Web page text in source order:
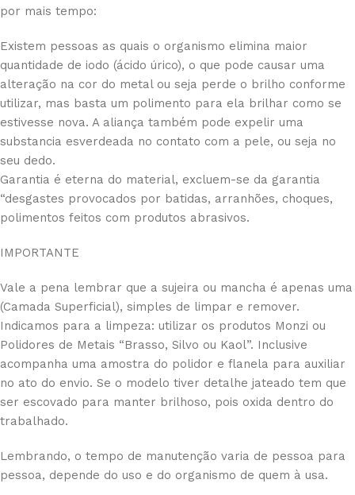
por mais tempo:
Existem pessoas as quais o organismo elimina maior
quantidade de iodo (ácido úrico), o que pode causar uma
alteração na cor do metal ou seja perde o brilho conforme
utilizar, mas basta um polimento para ela brilhar como se
estivesse nova. A aliança também pode expelir uma
substancia esverdeada no contato com a pele, ou seja no
seu dedo.
Garantia é eterna do material, excluem-se da garantia
“desgastes provocados por batidas, arranhões, choques,
polimentos feitos com produtos abrasivos.
IMPORTANTE
Vale a pena lembrar que a sujeira ou mancha é apenas uma
(Camada Superficial), simples de limpar e remover.
Indicamos para a limpeza: utilizar os produtos Monzi ou
Polidores de Metais “Brasso, Silvo ou Kaol”. Inclusive
acompanha uma amostra do polidor e flanela para auxiliar
no ato do envio. Se o modelo tiver detalhe jateado tem que
ser escovado para manter brilhoso, pois oxida dentro do
trabalhado.
Lembrando, o tempo de manutenção varia de pessoa para
pessoa, depende do uso e do organismo de quem à usa.